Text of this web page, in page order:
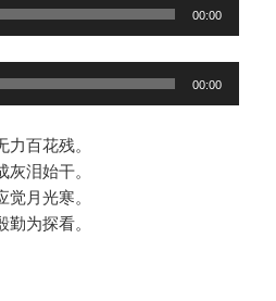
00:00
00:00
百花残。
泪始干。
月光寒。
为探看。